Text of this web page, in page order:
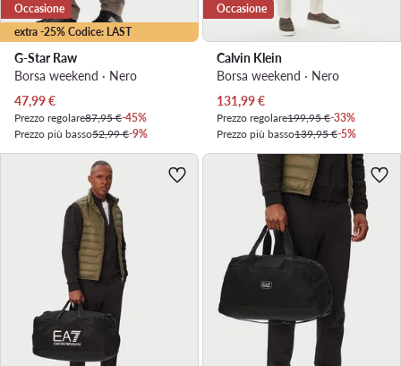
extra -25% Codice: LAST
Occasione
G-Star Raw
Borsa weekend · Nero
Prezzo attuale
47,99€
Prezzo regolare87,95 €-45%
Prezzo più basso52,99 €-9%
Occasione
Calvin Klein
Borsa weekend · Nero
Prezzo attuale
131,99€
Prezzo regolare199,95 €-33%
Prezzo più basso139,95 €-5%